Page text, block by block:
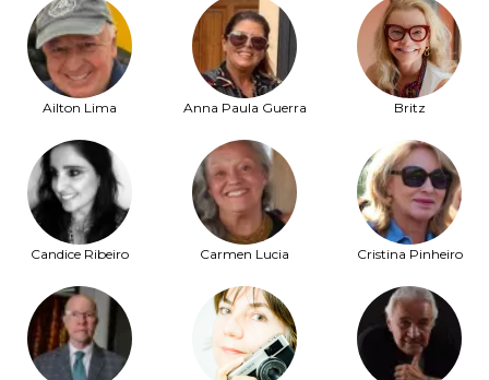
Ailton Lima Anna Paula Guerra Britz
Candice Ribeiro Carmen Lucia Cristina Pinheiro